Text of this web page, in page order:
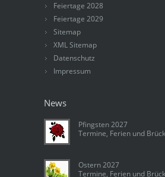
Feiertage 2028
Feiertage 2029
Sitemap
XML Sitemap
Datenschutz
Impressum
News
Pfingsten 2027
Termine, Ferien und
Ostern 2027
Termine, Ferien und